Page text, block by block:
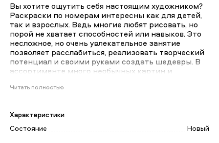
Вы хотите ощутить себя настоящим художником?
Раскраски по номерам интересны как для детей,
так и взрослых. Ведь многие любят рисовать, но
порой не хватает способностей или навыков. Это
несложное, но очень увлекательное занятие
позволяет расслабиться, реализовать творческий
потенциал и своими руками создать шедевры. В
ассортименте много необычных картин и
разрабатываем актуальные сюжеты
контуры, нанесенные на холст, не «поплывут», они
не растворяются водой. Каждый сегмент
Читать полностью
Характеристики
Состояние
Новый